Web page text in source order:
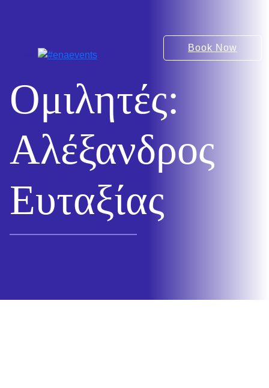
Book Now
Ομιλητές:
Αλέξανδρος
Ευταξίας